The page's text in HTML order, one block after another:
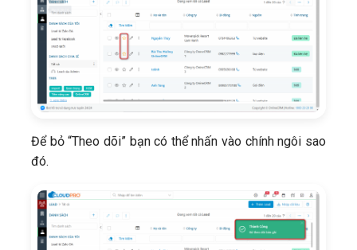
Để bỏ “Theo dõi” bạn có thể nhấn vào chính ngôi sao
đó.